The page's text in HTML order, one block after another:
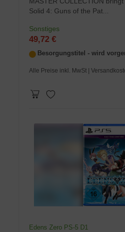
Solid 4: Guns of the Pat...
Sonstiges
49,72 €
Besorgungstitel - wird
Alle Preise inkl. MwSt |
Edens Zero PS-5 D1